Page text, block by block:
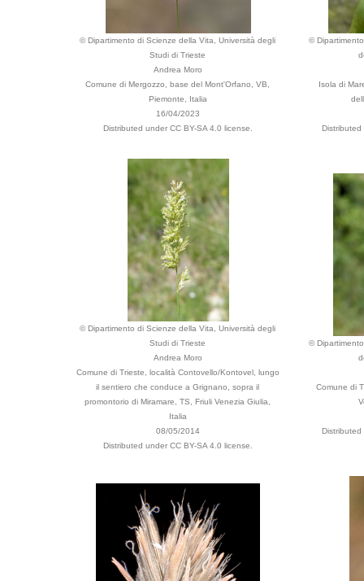
© Dipartimento di Scienze della Vita, Università degli
Studi di Trieste
Andrea Moro
Comune di Mergozzo, base del Mont'Orfano, VB,
Piemonte, Italia
16/04/2023
Distributed under CC BY-SA 4.0 license.
©
Isola di
Distributed
© Dipartimento di Scienze della Vita, Università degli
Studi di Trieste
Andrea Moro
Comune di Trieste, località Contovello/Kontovel, lungo
il sentiero che conduce a Grignano, sopra il
promontorio di Miramare, TS, Friuli Venezia Giulia,
Italia
08/05/2014
Distributed under CC BY-SA 4.0 license.
©
Comune di
Distributed